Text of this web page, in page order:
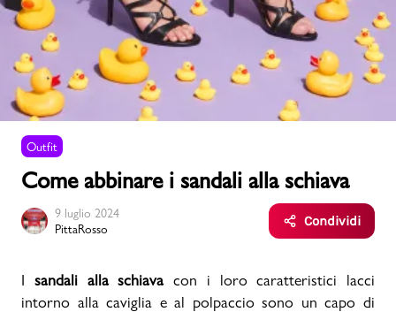
Uomo Bambino
Sport
Marchi PMagazine
Outfit
Come abbinare i sandali alla schiava
9 luglio 2024
PittaRosso
Condividi
I sandali alla schiavacon i loro caratteristici lacci
intorno alla caviglia e al polpaccio sono un capo di